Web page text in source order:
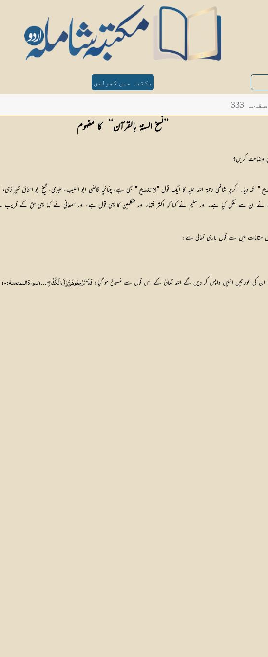
مکتبہ میں کھولیں
333
’’نسخ السنۃ بالقرآن‘‘  کا مفہوم
وضاحت کریں؟
" لکھ دیا۔ اگرچہ شافعی رحمۃ اللہ علیہ کا ایک قول " لا تنسخ
نے ان سے نقل کیا ہے۔ اور سلیم نے کہا کہ اکثر فقہاء اور متکلمین کا یہی قول ہے، اور سمعانی نے کہا یہی حق کے
مقامات میں سے قول باری تعالیٰ ہے:
کی عورتیں انہیں واپس کر دیں گے اللہ تعالیٰ کے اس قول سے منسوخ ہو گیا: فَلَا تَرْجِعُوهُنَّ إِلَى الْكُفَّارِ ۖ ۔۔۔ (سورة الممتحنة: 10)